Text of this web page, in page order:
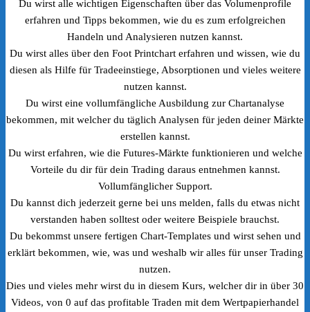
Du wirst alle wichtigen Eigenschaften über das Volumenprofile
erfahren und Tipps bekommen, wie du es zum erfolgreichen
Handeln und Analysieren nutzen kannst.
Du wirst alles über den Foot Printchart erfahren und wissen, wie du
diesen als Hilfe für Tradeeinstiege, Absorptionen und vieles weitere
nutzen kannst.
Du wirst eine vollumfängliche Ausbildung zur Chartanalyse
bekommen, mit welcher du täglich Analysen für jeden deiner Märkte
erstellen kannst.
Du wirst erfahren, wie die Futures-Märkte funktionieren und welche
Vorteile du dir für dein Trading daraus entnehmen kannst.
Vollumfänglicher Support.
Du kannst dich jederzeit gerne bei uns melden, falls du etwas nicht
verstanden haben solltest oder weitere Beispiele brauchst.
Du bekommst unsere fertigen Chart-Templates und wirst sehen und
erklärt bekommen, wie, was und weshalb wir alles für unser Trading
nutzen.
Dies und vieles mehr wirst du in diesem Kurs, welcher dir in über 30
Videos, von 0 auf das profitable Traden mit dem Wertpapierhandel